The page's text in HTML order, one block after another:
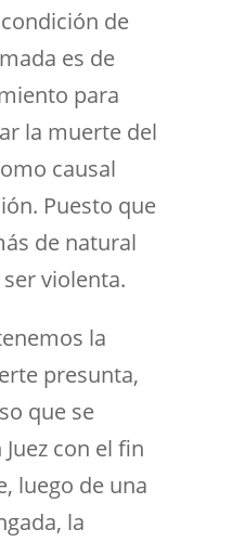
de
es de
para
la muerte del
causal
Puesto que
de natural
violenta.
la
presunta,
que se
con el fin
luego de una
la